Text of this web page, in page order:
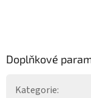
Doplňkové
Kategorie: